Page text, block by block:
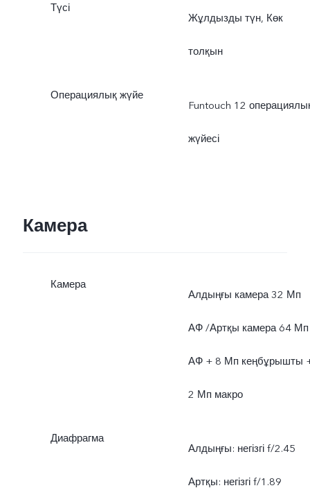
зарядтау қуаты қоршаған
қолданылатынына
байланысты
Түсі
Жұлдызды түн, Көк
толқын
Операциялық жүйе
Funtouch 12
жүйесі
Камера
Камера
Алдыңғы камера 32 Мп
АФ /Артқы камера 64 Мп
АФ + 8 Мп кеңбұрышты
2 Мп макро
Диафрагма
Алдыңғы: негізгі f/2.45
Артқы: негізгі f/1.89